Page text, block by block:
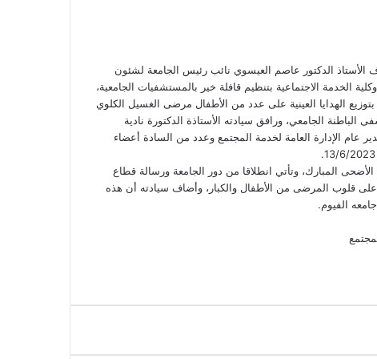
الأستاذ الدكتور عاصم العيسوي نائب رئيس الجامعة لشئون
الخدمة الاجتماعية بتنظيم قافلة خير بالمستشفيات الجامعية،
الهدايا العينية على عدد من الأطفال مرضى الغسيل الكلوي
الجامعي، ورافق سيادته الأستاذة الدكتورة نادية
عام الإدارة العامة لخدمة المجتمع وعدد من السادة أعضاء
المبارك، وتأتي انطلاقا من دور الجامعة ورسالة قطاع
قلوب المرضى من الأطفال والكبار، وأضاف سيادته أن هذه
الفيوم.